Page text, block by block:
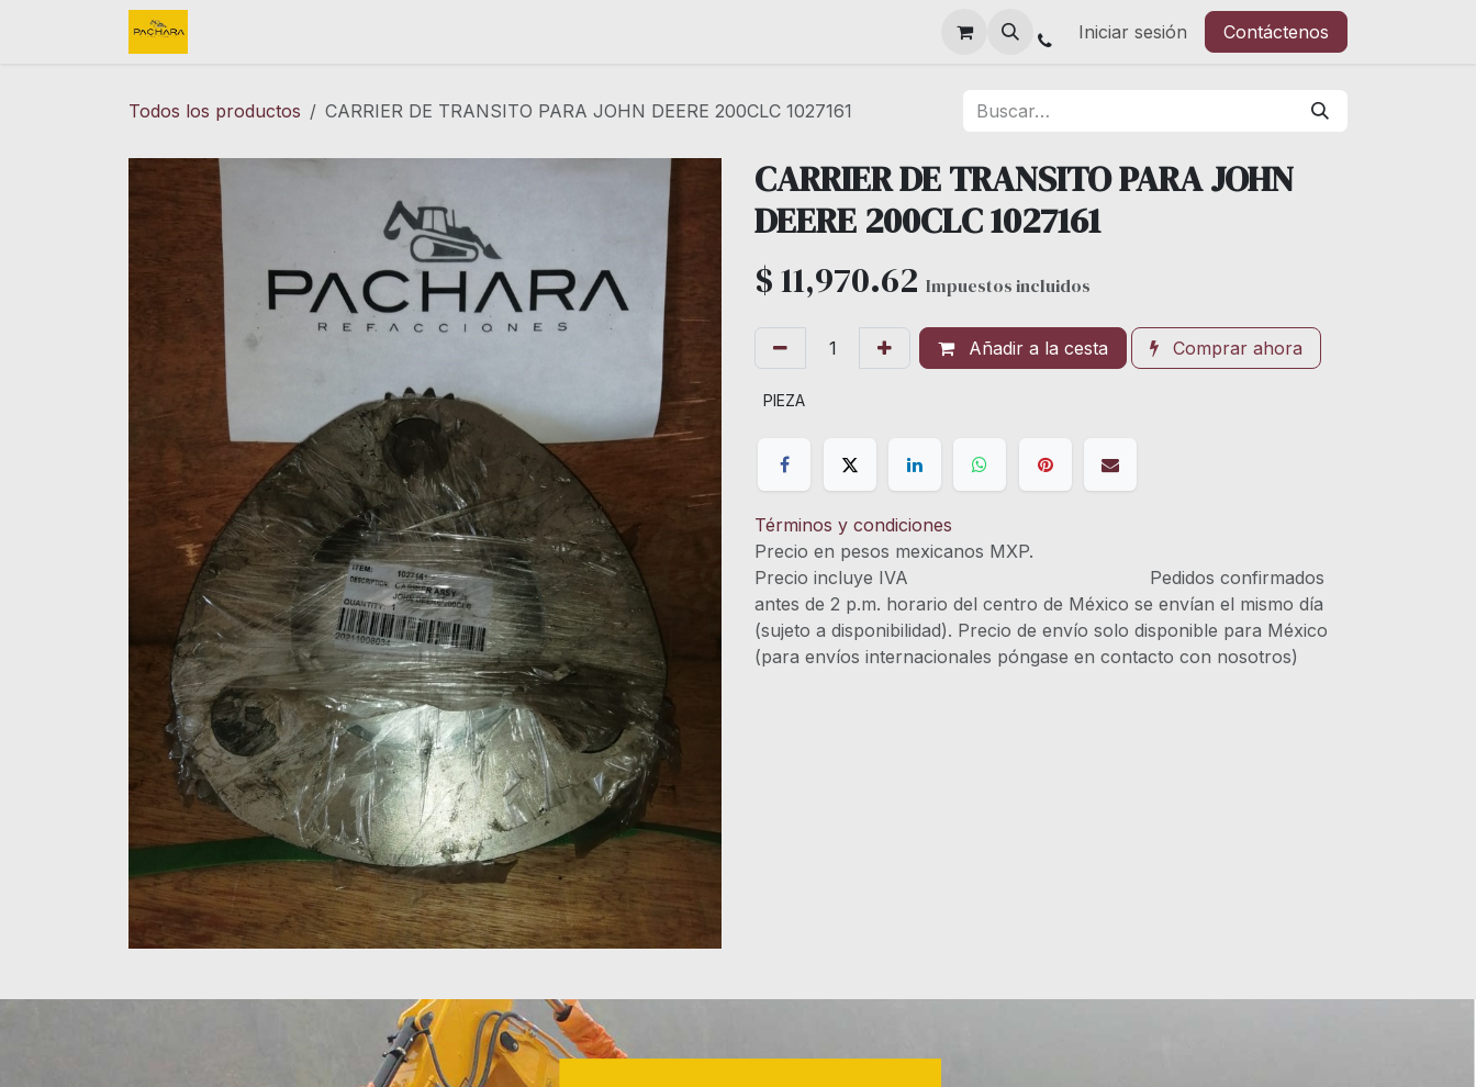
Iniciar sesión Contáctenos
Todos los productos CARRIER DE TRANSITO PARA JOHN DEERE 200CLC 1027161
CARRIER DE TRANSITO PARA JOHN
DEERE 200CLC 1027161
$11,970.62 Impuestos incluidos
Añadir a la cesta Comprar ahora
PIEZA
Términos y condiciones
Precio en pesos mexicanos MXP.
Precio incluye IVA Pedidos confirmados
antes de 2 p.m. horario del centro de México se envían el mismo día
(sujeto a disponibilidad). Precio de envío solo disponible para México
(para envíos internacionales póngase en contacto con nosotros)